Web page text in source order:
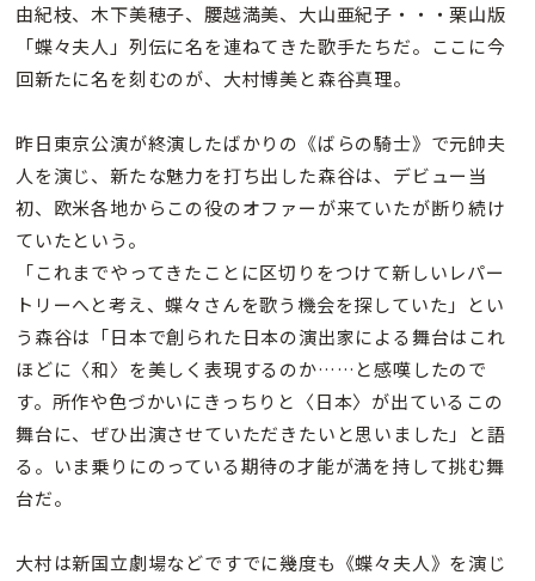
由紀枝、木下美穂子、腰越満美、大山亜紀子・・・栗山版
「蝶々夫人」列伝に名を連ねてきた歌手たちだ。ここに今
回新たに名を刻むのが、大村博美と森谷真理。
昨日東京公演が終演したばかりの《ばらの騎士》で元帥夫
人を演じ、新たな魅力を打ち出した森谷は、デビュー当
初、欧米各地からこの役のオファーが来ていたが断り続け
ていたという。
「これまでやってきたことに区切りをつけて新しいレパー
トリーへと考え、蝶々さんを歌う機会を探していた」とい
う森谷は「日本で創られた日本の演出家による舞台はこれ
ほどに〈和〉を美しく表現するのか……と感嘆したので
す。所作や色づかいにきっちりと〈日本〉が出ているこの
舞台に、ぜひ出演させていただきたいと思いました」と語
る。いま乗りにのっている期待の才能が満を持して挑む舞
台だ。
大村は新国立劇場などですでに幾度も《蝶々夫人》を演じ